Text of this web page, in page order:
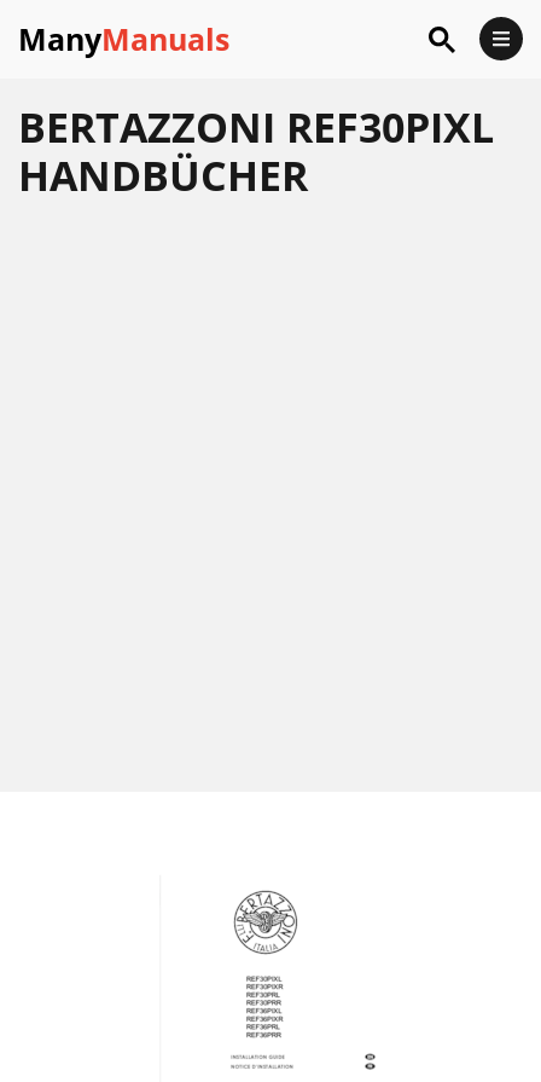
ManyManuals
BERTAZZONI REF30PIXL
HANDBÜCHER